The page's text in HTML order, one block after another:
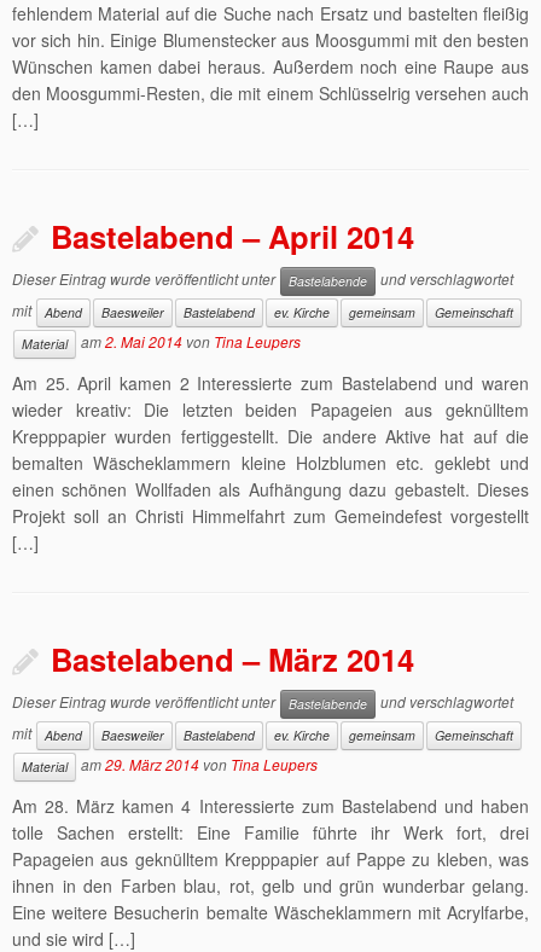
fehlendem Material auf die Suche nach Ersatz und bastelten fleißig
vor sich hin. Einige Blumenstecker aus Moosgummi mit den besten
Wünschen kamen dabei heraus. Außerdem noch eine Raupe aus
den Moosgummi-Resten, die mit einem Schlüsselrig versehen auch
[…]
Bastelabend – April 2014
Dieser Eintrag wurde veröffentlicht unter Bastelabende
und verschlagwortet
mit
Abend Baesweiler Bastelabend ev. Kirche gemeinsam
Gemeinschaft
Material
am2. Mai 2014 von Tina Leupers
Am 25. April kamen 2 Interessierte zum Bastelabend und waren
wieder kreativ: Die letzten beiden Papageien aus geknülltem
Krepppapier wurden fertiggestellt. Die andere Aktive hat auf die
bemalten Wäscheklammern kleine Holzblumen etc. geklebt und
einen schönen Wollfaden als Aufhängung dazu gebastelt. Dieses
Projekt soll an Christi Himmelfahrt zum Gemeindefest vorgestellt
[…]
Bastelabend – März 2014
Dieser Eintrag wurde veröffentlicht unter Bastelabende
und verschlagwortet
mit
Abend Baesweiler Bastelabend ev. Kirche gemeinsam
Gemeinschaft
Material
am29. März 2014 von Tina Leupers
Am 28. März kamen 4 Interessierte zum Bastelabend und haben
tolle Sachen erstellt: Eine Familie führte ihr Werk fort, drei
Papageien aus geknülltem Krepppapier auf Pappe zu kleben, was
ihnen in den Farben blau, rot, gelb und grün wunderbar gelang.
Eine weitere Besucherin bemalte Wäscheklammern mit Acrylfarbe,
und sie wird […]